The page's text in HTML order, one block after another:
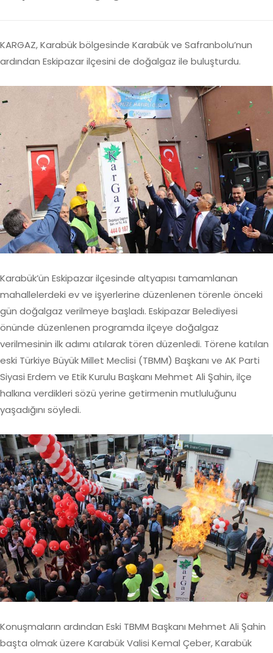
KARGAZ, Karabük bölgesinde Karabük ve Safranbolu’nun
ardından Eskipazar ilçesini de doğalgaz ile buluşturdu.
Karabük’ün Eskipazar ilçesinde altyapısı tamamlanan
mahallelerdeki ev ve işyerlerine düzenlenen törenle önceki
gün doğalgaz verilmeye başladı. Eskipazar Belediyesi
önünde düzenlenen programda ilçeye doğalgaz
verilmesinin ilk adımı atılarak tören düzenledi. Törene katılan
eski Türkiye Büyük Millet Meclisi (TBMM) Başkanı ve AK Parti
Siyasi Erdem ve Etik Kurulu Başkanı Mehmet Ali Şahin, ilçe
halkına verdikleri sözü yerine getirmenin mutluluğunu
yaşadığını söyledi.
Konuşmaların ardından Eski TBMM Başkanı Mehmet Ali Şahin
başta olmak üzere Karabük Valisi Kemal Çeber, Karabük